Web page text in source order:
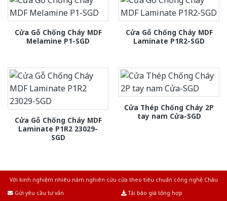
Cửa Gỗ Chống Cháy MDF
Melamine P1-SGD
Cửa Gỗ Chống Cháy MDF
Laminate P1R2-SGD
Cửa Gỗ Chống Cháy MDF
Laminate P1R2 23029-
SGD
Cửa Thép Chống Cháy 2P
tay nam Cửa-SGD
Với kinh nghiệm nhiêu năm nghiên cứu cửa theo tiêu chuẩn công nghệ Châu
Gửi yêu cầu tư vấn
Tải báo giá tổng hợp